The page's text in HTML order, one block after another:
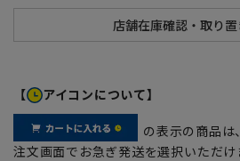
【 アイコンについて】
の表示の商品は、
注文画面でお急ぎ発送を選択いただけ